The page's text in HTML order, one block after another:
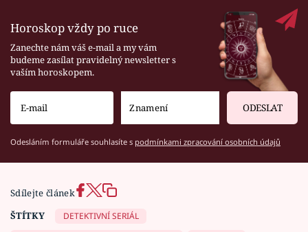
Horoskop vždy po ruce
Zanechte nám váš e-mail a my vám
budeme zasílat pravidelný newsletter s
vaším horoskopem.
ODESLAT
Odesláním formuláře souhlasíte s podmínkami zpracování osobních údajů
Sdílejte článek
ŠTÍTKY
DETEKTIVNÍ SERIÁL